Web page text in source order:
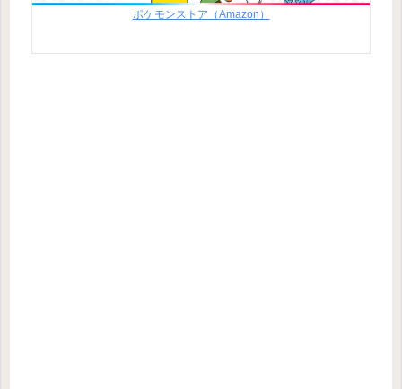
ポケモンストア（Amazon）